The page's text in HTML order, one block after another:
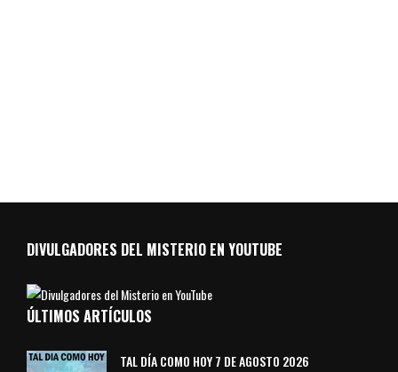
DIVULGADORES DEL MISTERIO EN YOUTUBE
ÚLTIMOS ARTÍCULOS
TAL DÍA COMO HOY 7 DE AGOSTO 2026